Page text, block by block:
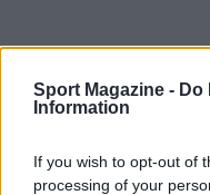
Sport Magazine - Do
Information
If you wish to opt-out of
processing of your